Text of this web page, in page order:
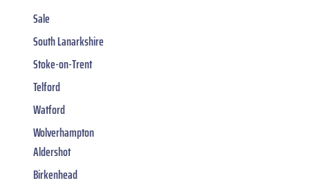
Sale
South Lanarkshire
Stoke-on-Trent
Telford
Watford
Wolverhampton
Aldershot
Birkenhead